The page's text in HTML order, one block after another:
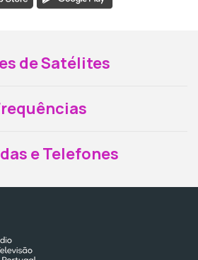
de Satélites
e Telefones